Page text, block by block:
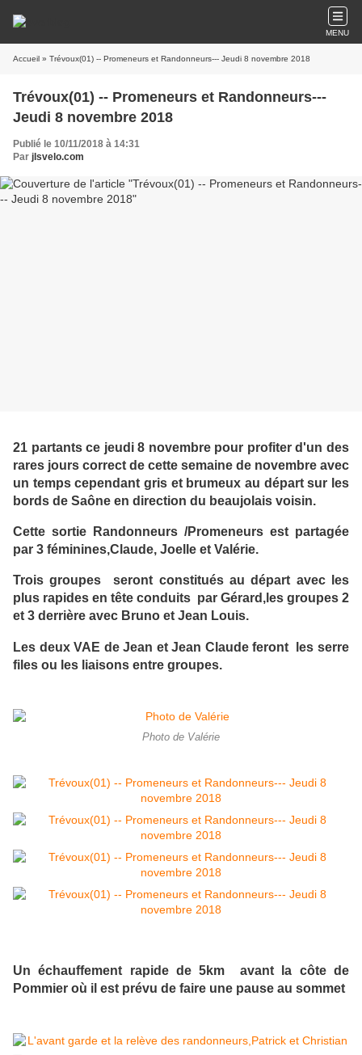
MENU
Accueil » Trévoux(01) -- Promeneurs et Randonneurs--- Jeudi 8 novembre 2018
Trévoux(01) -- Promeneurs et Randonneurs---
Jeudi 8 novembre 2018
Publié le 10/11/2018 à 14:31
Par jlsvelo.com
21 partants ce jeudi 8 novembre pour profiter d'un des
rares jours correct de cette semaine de novembre avec
un temps cependant gris et brumeux au départ sur les
bords de Saône en direction du beaujolais voisin.
Cette sortie Randonneurs /Promeneurs est partagée
par 3 féminines,Claude, Joelle et Valérie.
Trois groupes seront constitués au départ avec les
plus rapides en tête conduits par Gérard,les groupes 2
et 3 derrière avec Bruno et Jean Louis.
Les deux VAE de Jean et Jean Claude feront les serre
files ou les liaisons entre groupes.
Photo de Valérie
Un échauffement rapide de 5km avant la côte de
Pommier où il est prévu de faire une pause au sommet